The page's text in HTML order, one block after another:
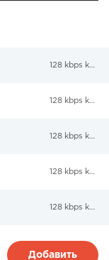
128 kbps kbps
128 kbps kbps
128 kbps kbps
128 kbps kbps
128 kbps kbps
Добавить